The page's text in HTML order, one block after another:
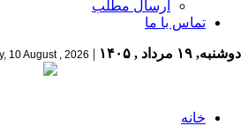
ارسال مطلب
تماس با ما
دوشنبه, ۱۹ مرداد , ۱۴۰۵ |
10 August , 2026
خانه